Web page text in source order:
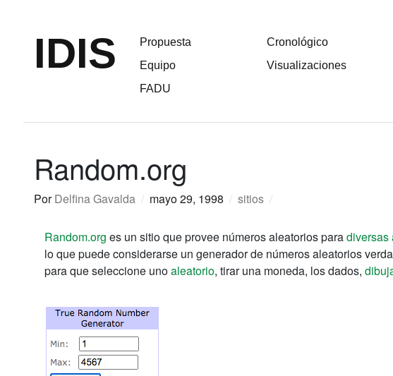
IDIS
Propuesta
Equipo
FADU
Cronológico
Visualizaciones
Random.org
PorDelfina Gavalda / mayo 29, 1998 / sitios /
Random.org es un sitio que provee números aleatorios paradiversas
lo que puede considerarse un generador de números aleatorios
para que seleccione unoaleatorio, tirar una moneda, los dados,